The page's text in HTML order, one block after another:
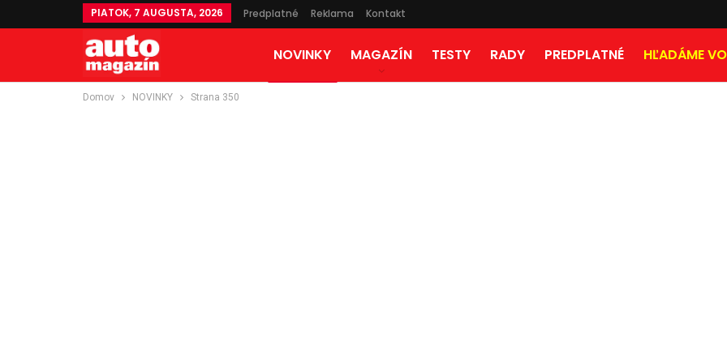
PIATOK, 7 AUGUSTA, 2026 Predplatné Reklama Kontakt
NOVINKY MAGAZÍN TESTY RADY PREDPLATNÉ HĽADÁME
Domov NOVINKY Strana 350